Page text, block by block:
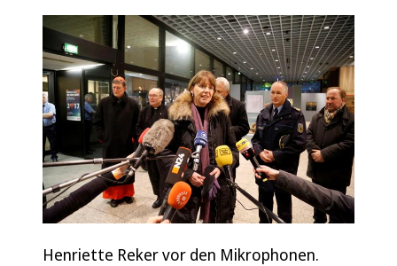
Henriette Reker vor den Mikrophonen.